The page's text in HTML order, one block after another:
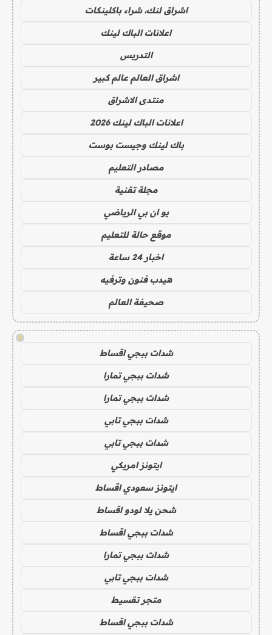
اشراق لنك، شراء باكلينكات
اعلانات الباك لينك
التدريس
اشراق العالم عالم كبير
منتدى الاشراق
اعلانات الباك لينك 2026
باك لينك وجيست بوست
مصادر التعليم
مجلة تقنية
يو ان بي الرياضي
موقع حالة للتعليم
اخبار 24 ساعة
هيدب فنون وترفيه
صحيفة العالم
!
شدات ببجي اقساط
شدات ببجي تمارا
شدات ببجي تمارا
شدات ببجي تابي
شدات ببجي تابي
ايتونز امريكي
ايتونز سعودي اقساط
شحن يلا لودو اقساط
شدات ببجي اقساط
شدات ببجي تمارا
شدات ببجي تابي
متجر تقسيط
شدات ببجي اقساط